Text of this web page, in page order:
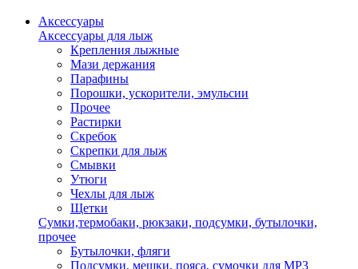
Аксессуары
Аксессуары для лыж
Крепления лыжные
Мази держания
Парафины
Порошки, ускорители, эмульсии
Прочее
Растирки
Скребок
Скрепки для лыж
Смывки
Утюги
Чехлы для лыж
Щетки
Сумки,термобаки, рюкзаки, подсумки, бутылочки,
прочее
Бутылочки, фляги
Подсумки, мешки, пояса, сумочки для MP3